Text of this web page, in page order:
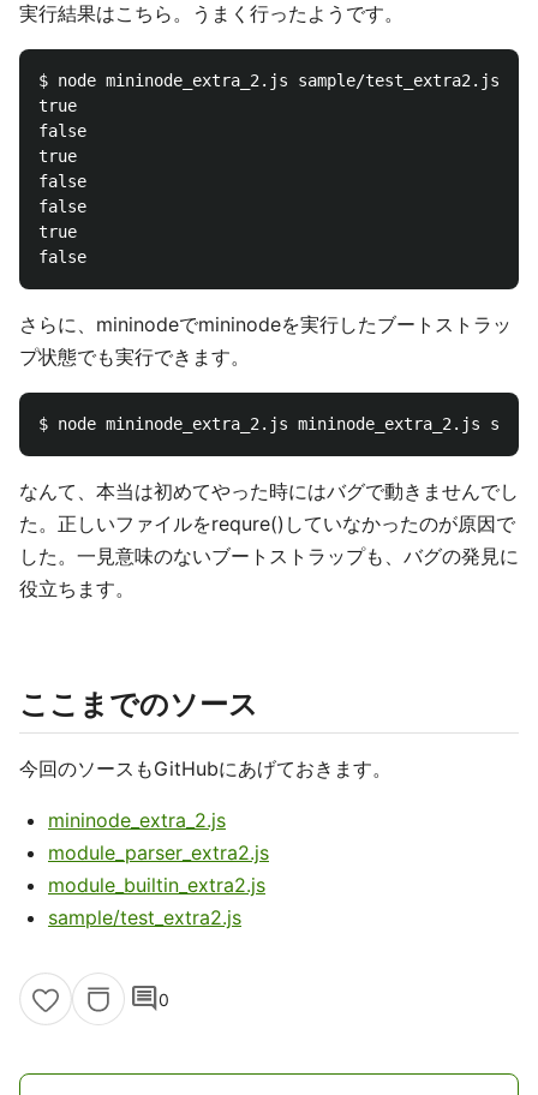
実行結果はこちら。うまく行ったようです。
$ node mininode_extra_2.js sample/test_extra2.js
true
false
true
false
false
true
さらに、mininodeでmininodeを実行したブートストラッ
プ状態でも実行できます。
なんて、本当は初めてやった時にはバグで動きませんでし
た。正しいファイルをrequre()していなかったのが原因で
した。一見意味のないブートストラップも、バグの発見に
役立ちます。
ここまでのソース
今回のソースもGitHubにあげておきます。
mininode_extra_2.js
module_parser_extra2.js
module_builtin_extra2.js
sample/test_extra2.js
comment0